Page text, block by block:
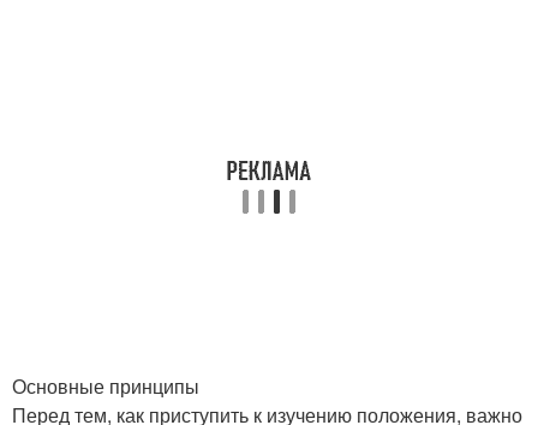
Основные принципы
Перед тем, как приступить к изучению положения, важно